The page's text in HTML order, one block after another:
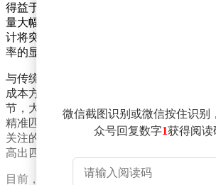
得益于AI技术的深度应用，该企业今年承
量大幅增长，相关成片产出较去年同期激
计将突破五十倍。这一数据直观反映出AI
率的显著提升。
与传统出海模式相比，AI技术的引入带来
成本方面，AI可自动化完成部分场景生成
节，大幅压缩人力与时间成本；风险控制
精准匹配海外观众偏好，降低内容“水土
关注的是，海外市场的盈利空间更为可
高出四成至五成，这成为吸引企业加速布
目前，多家短剧企业已将海外定制内容作
微信截图识别或微信按住识别
众号回复数字1获得阅读